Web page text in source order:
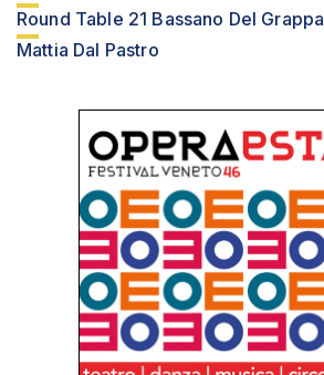
Round Table 21 Bassano Del Grappa
Mattia Dal Pastro